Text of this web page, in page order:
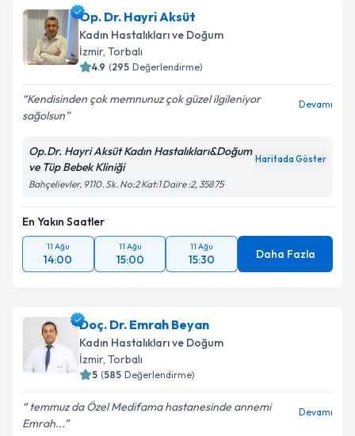
Op. Dr. Hayri Aksüt
Kadın Hastalıkları ve Doğum
İzmir, Torbalı
4.9 (295 Değerlendirme)
Kendisinden çok memnunuz çok güzel ilgileniyor
sağolsun
Devamı
Op.Dr. Hayri Aksüt Kadın Hastalıkları&Doğum
ve Tüp Bebek Kliniği
Haritada Göster
Bahçelievler, 9110. Sk. No:2 Kat:1 Daire :2, 35875
En Yakın Saatler
11 Ağu
14:00
11 Ağu
15:00
11 Ağu
15:30 Daha Fazla
Doç. Dr. Emrah Beyan
Kadın Hastalıkları ve Doğum
İzmir, Torbalı
5 (585 Değerlendirme)
temmuz da Özel Medifama hastanesinde annemi
Emrah...
Devamı